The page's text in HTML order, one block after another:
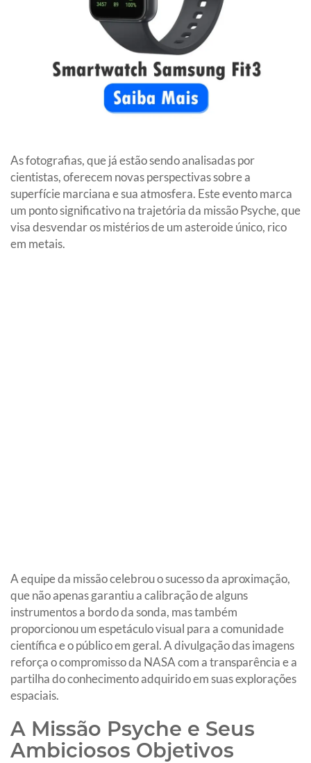
As fotografias, que já estão sendo analisadas por
cientistas, oferecem novas perspectivas sobre a
superfície marciana e sua atmosfera. Este evento marca
um ponto significativo na trajetória da missão Psyche, que
visa desvendar os mistérios de um asteroide único, rico
em metais.
A equipe da missão celebrou o sucesso da aproximação,
que não apenas garantiu a calibração de alguns
instrumentos a bordo da sonda, mas também
proporcionou um espetáculo visual para a comunidade
científica e o público em geral. A divulgação das imagens
reforça o compromisso da NASA com a transparência e a
partilha do conhecimento adquirido em suas explorações
espaciais.
A Missão Psyche e Seus
Ambiciosos Objetivos